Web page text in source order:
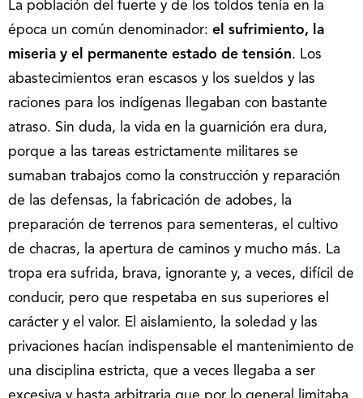
La población del fuerte y de los toldos tenía en la
época un común denominador: el sufrimiento, la
miseria y el permanente estado de tensión. Los
abastecimientos eran escasos y los sueldos y las
raciones para los indígenas llegaban con bastante
atraso. Sin duda, la vida en la guarnición era dura,
porque a las tareas estrictamente militares se
sumaban trabajos como la construcción y reparación
de las defensas, la fabricación de adobes, la
preparación de terrenos para sementeras, el cultivo
de chacras, la apertura de caminos y mucho más. La
tropa era sufrida, brava, ignorante y, a veces, difícil de
conducir, pero que respetaba en sus superiores el
carácter y el valor. El aislamiento, la soledad y las
privaciones hacían indispensable el mantenimiento de
una disciplina estricta, que a veces llegaba a ser